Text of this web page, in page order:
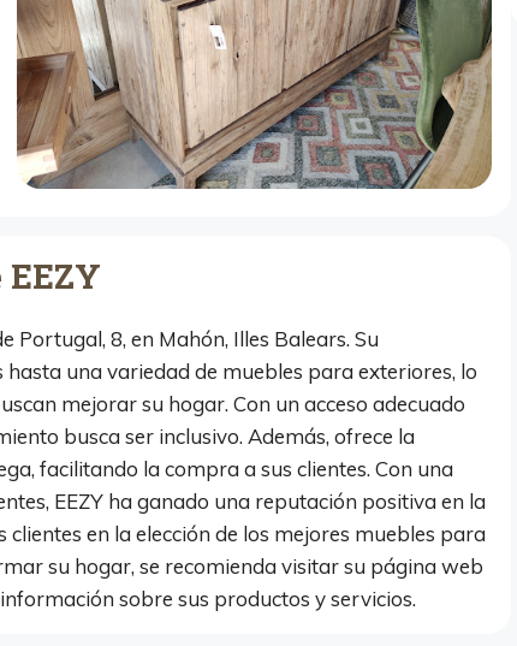
EEZY
Portugal, 8, en Mahón, Illes Balears. Su
una variedad de muebles para exteriores, lo
mejorar su hogar. Con un acceso adecuado
busca ser inclusivo. Además, ofrece la
facilitando la compra a sus clientes. Con una
EEZY ha ganado una reputación positiva en la
en la elección de los mejores muebles para
su hogar, se recomienda visitar su página web
sobre sus productos y servicios.